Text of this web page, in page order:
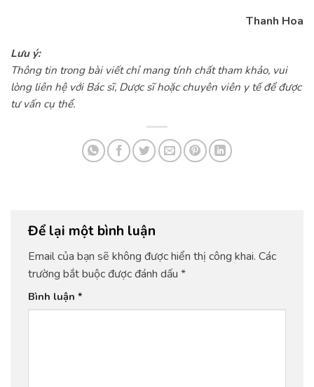
Thanh Hoa
Lưu ý:
Thông tin trong bài viết chỉ mang tính chất tham khảo, vui
lòng liên hệ với Bác sĩ, Dược sĩ hoặc chuyên viên y tế để được
tư vấn cụ thể.
Để lại một bình luận
Email của bạn sẽ không được hiển thị công khai. Các
trường bắt buộc được đánh dấu *
Bình luận *